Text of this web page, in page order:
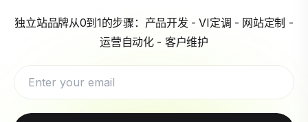
独立站品牌从0到1的步骤：产品开发 - VI定调 - 网站定制 -
运营自动化 - 客户维护